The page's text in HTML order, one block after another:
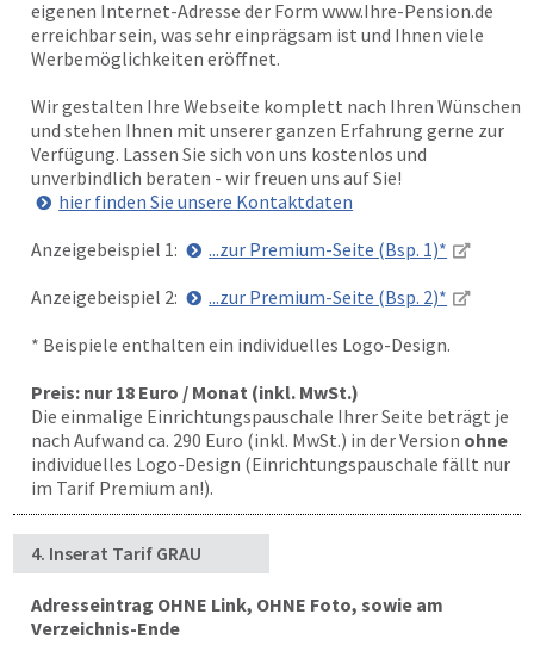
eigenen Internet-Adresse der Form www.Ihre-Pension.de
erreichbar sein, was sehr einprägsam ist und Ihnen viele
Werbemöglichkeiten eröffnet.
Wir gestalten Ihre Webseite komplett nach Ihren Wünschen
und stehen Ihnen mit unserer ganzen Erfahrung gerne zur
Verfügung. Lassen Sie sich von uns kostenlos und
unverbindlich beraten - wir freuen uns auf Sie!
hier finden Sie unsere Kontaktdaten
Anzeigebeispiel 1:
...zur Premium-Seite (Bsp. 1)*
Anzeigebeispiel 2:
...zur Premium-Seite (Bsp. 2)*
* Beispiele enthalten ein individuelles Logo-Design.
Preis: nur 18 Euro / Monat (inkl. MwSt.)
Die einmalige Einrichtungspauschale Ihrer Seite beträgt je
nach Aufwand ca. 290 Euro (inkl. MwSt.) in der Version ohne
individuelles Logo-Design (Einrichtungspauschale fällt nur
im Tarif Premium an!).
4. Inserat Tarif GRAU
Adresseintrag OHNE Link, OHNE Foto, sowie am
Verzeichnis-Ende